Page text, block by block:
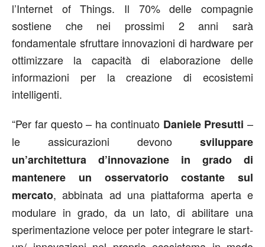
l’Internet of Things. Il 70% delle compagnie
sostiene che nei prossimi 2 anni sarà
fondamentale sfruttare innovazioni di hardware per
ottimizzare la capacità di elaborazione delle
informazioni per la creazione di ecosistemi
intelligenti.
“Per far questo – ha continuato Daniele Presutti –
le assicurazioni devono sviluppare
un’architettura d’innovazione in grado di
mantenere un osservatorio costante sul
mercato, abbinata ad una piattaforma aperta e
modulare in grado, da un lato, di abilitare una
sperimentazione veloce per poter integrare le start-